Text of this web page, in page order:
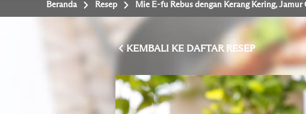
Beranda Resep Mie E-fu Rebus dengan Kerang Kering,
KEMBALI